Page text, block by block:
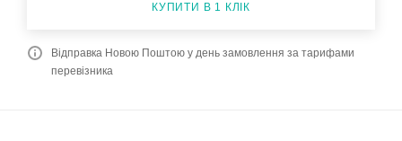
КУПИТИ В 1 КЛІК
Відправка Новою Поштою у день замовлення за тарифами
перевізника